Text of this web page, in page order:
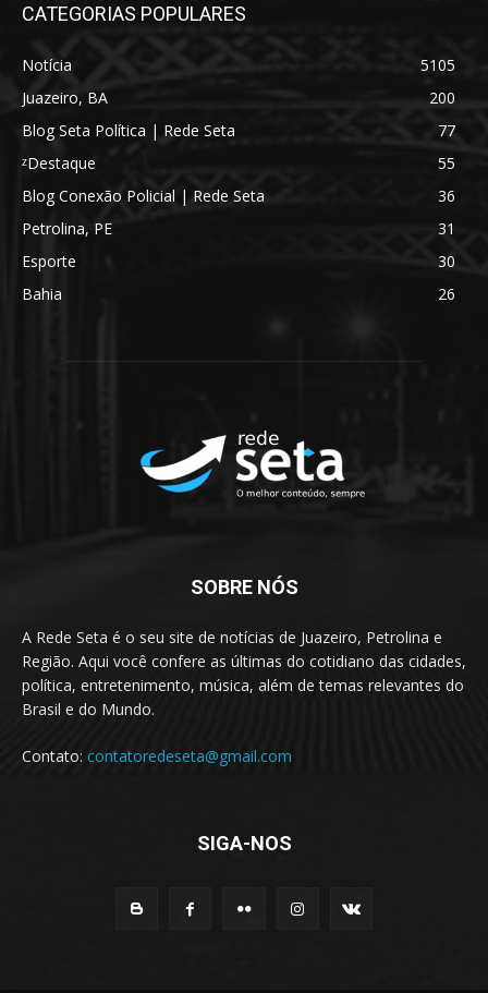
CATEGORIAS POPULARES
Notícia
5105
Juazeiro, BA
200
Blog Seta Política | Rede Seta
77
ᶻDestaque
55
Blog Conexão Policial | Rede Seta
36
Petrolina, PE
31
Esporte
30
Bahia
26
SOBRE NÓS
A Rede Seta é o seu site de notícias de Juazeiro, Petrolina e
Região. Aqui você confere as últimas do cotidiano das cidades,
política, entretenimento, música, além de temas relevantes do
Brasil e do Mundo.
Contato: contatoredeseta@gmail.com
SIGA-NOS